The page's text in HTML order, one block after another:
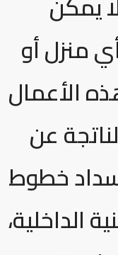
منزل أو
الأعمال
عن
خطوط
الداخلية،